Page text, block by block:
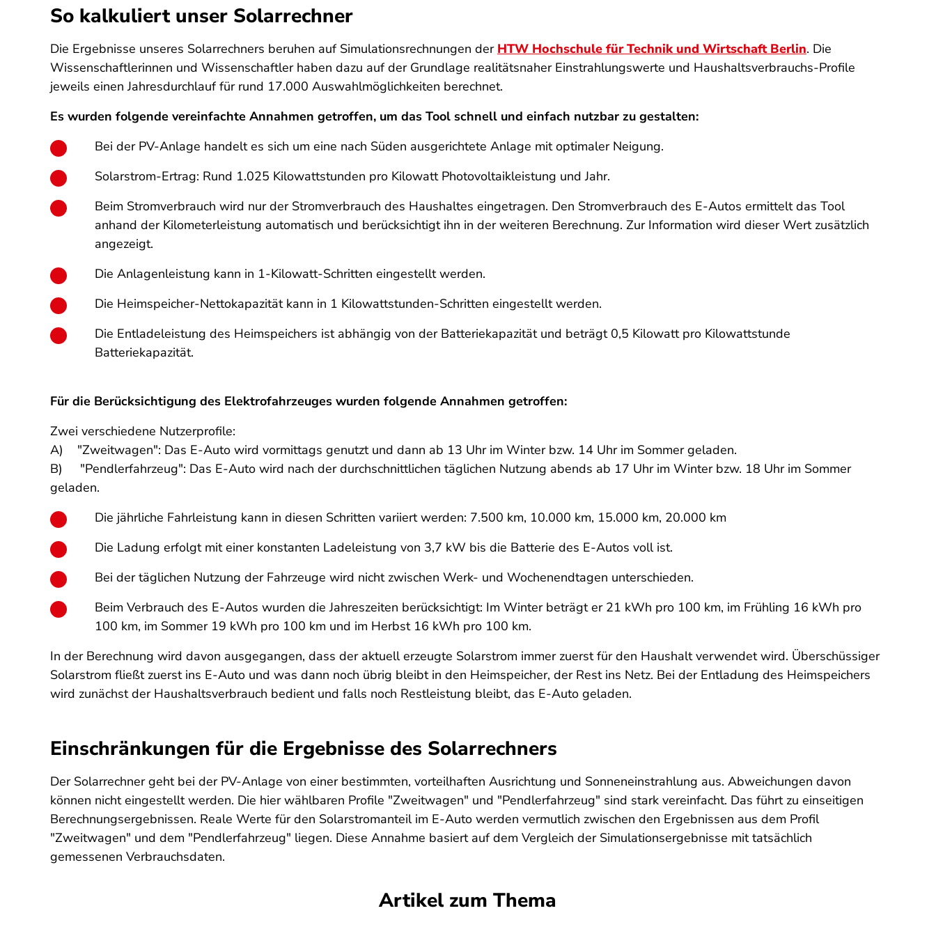
So kalkuliert unser Solarrechner
Die Ergebnisse unseres Solarrechners beruhen auf Simulationsrechnungen der HTW Hochschule für Technik und Wirtschaft Berlin. Die
Wissenschaftlerinnen und Wissenschaftler haben dazu auf der Grundlage realitätsnaher Einstrahlungswerte und Haushaltsverbrauchs-Profile
jeweils einen Jahresdurchlauf für rund 17.000 Auswahlmöglichkeiten berechnet.
Es wurden folgende vereinfachte Annahmen getroffen, um das Tool schnell und einfach nutzbar zu gestalten:
Bei der PV-Anlage handelt es sich um eine nach Süden ausgerichtete Anlage mit optimaler Neigung.
Solarstrom-Ertrag: Rund 1.025 Kilowattstunden pro Kilowatt Photovoltaikleistung und Jahr.
Beim Stromverbrauch wird nur der Stromverbrauch des Haushaltes eingetragen. Den Stromverbrauch des E-Autos ermittelt das Tool
anhand der Kilometerleistung automatisch und berücksichtigt ihn in der weiteren Berechnung. Zur Information wird dieser Wert zusätzlich
angezeigt.
Die Anlagenleistung kann in 1-Kilowatt-Schritten eingestellt werden.
Die Heimspeicher-Nettokapazität kann in 1 Kilowattstunden-Schritten eingestellt werden.
Die Entladeleistung des Heimspeichers ist abhängig von der Batteriekapazität und beträgt 0,5 Kilowatt pro Kilowattstunde
Batteriekapazität.
Für die Berücksichtigung des Elektrofahrzeuges wurden folgende Annahmen getroffen:
Zwei verschiedene Nutzerprofile:
A) "Zweitwagen": Das E-Auto wird vormittags genutzt und dann ab 13 Uhr im Winter bzw. 14 Uhr im Sommer geladen.
B) "Pendlerfahrzeug": Das E-Auto wird nach der durchschnittlichen täglichen Nutzung abends ab 17 Uhr im Winter bzw. 18 Uhr im Sommer
geladen.
Die jährliche Fahrleistung kann in diesen Schritten variiert werden: 7.500 km, 10.000 km, 15.000 km, 20.000 km
Die Ladung erfolgt mit einer konstanten Ladeleistung von 3,7 kW bis die Batterie des E-Autos voll ist.
Bei der täglichen Nutzung der Fahrzeuge wird nicht zwischen Werk- und Wochenendtagen unterschieden.
Beim Verbrauch des E-Autos wurden die Jahreszeiten berücksichtigt: Im Winter beträgt er 21 kWh pro 100 km, im Frühling 16 kWh pro
100 km, im Sommer 19 kWh pro 100 km und im Herbst 16 kWh pro 100 km.
In der Berechnung wird davon ausgegangen, dass der aktuell erzeugte Solarstrom immer zuerst für den Haushalt verwendet wird. Überschüssiger
Solarstrom fließt zuerst ins E-Auto und was dann noch übrig bleibt in den Heimspeicher, der Rest ins Netz. Bei der Entladung des Heimspeichers
wird zunächst der Haushaltsverbrauch bedient und falls noch Restleistung bleibt, das E-Auto geladen.
Einschränkungen für die Ergebnisse des Solarrechners
Der Solarrechner geht bei der PV-Anlage von einer bestimmten, vorteilhaften Ausrichtung und Sonneneinstrahlung aus. Abweichungen davon
können nicht eingestellt werden. Die hier wählbaren Profile "Zweitwagen" und "Pendlerfahrzeug" sind stark vereinfacht. Das führt zu einseitigen
Berechnungsergebnissen. Reale Werte für den Solarstromanteil im E-Auto werden vermutlich zwischen den Ergebnissen aus dem Profil
"Zweitwagen" und dem "Pendlerfahrzeug" liegen. Diese Annahme basiert auf dem Vergleich der Simulationsergebnisse mit tatsächlich
gemessenen Verbrauchsdaten.
Artikel zum Thema